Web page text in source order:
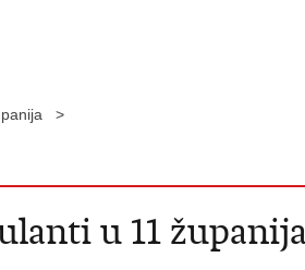
>
u 11 županija